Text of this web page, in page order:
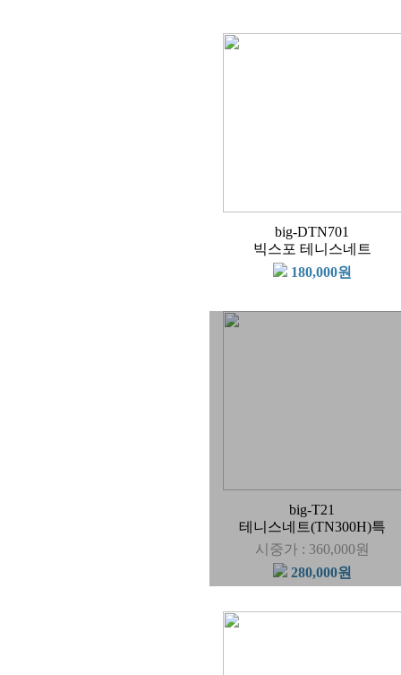
big-DTN701
빅스포 테니스네트
180,000원
big-T21
테니스네트(TN300H)특
시중가 : 360,000원
280,000원